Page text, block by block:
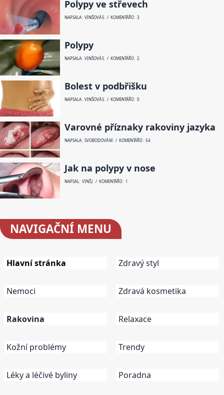
Polypy ve střevech
NAPSALA: VINŠOVÁ S. / KOMENTÁŘŮ: 3
Polypy
NAPSALA: VINŠOVÁ S. / KOMENTÁŘŮ: 2
Bolest v podbřišku
NAPSALA: VINŠOVÁ S. / KOMENTÁŘŮ: 0
Varovné příznaky rakoviny jazyka
NAPSALA: SVOBODOVÁ M. / KOMENTÁŘŮ: 54
Jak na polypy v nose
NAPSAL: VINŠ J. / KOMENTÁŘŮ: 1
NAVIGAČNÍ MENU
Hlavní stránka
Nemoci
Rakovina
Kožní problémy
Léky a léčivé byliny
Zdravý styl
Zdravá kosmetika
Relaxace
Trendy
Poradna